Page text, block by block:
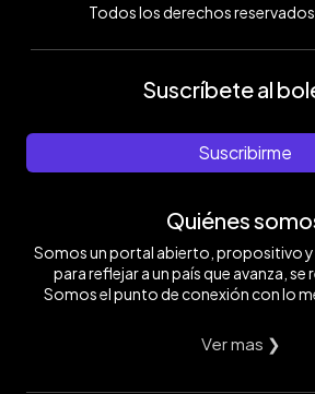
Todos los derechos
Suscríbete al
Suscribirme
Quiénes
Somos un portal abierto, propositivo
para reflejar a un país que avanza, se
Somos el punto de conexión con lo
Ver mas ❯